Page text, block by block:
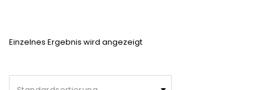
Einzelnes Ergebnis wird angezeigt